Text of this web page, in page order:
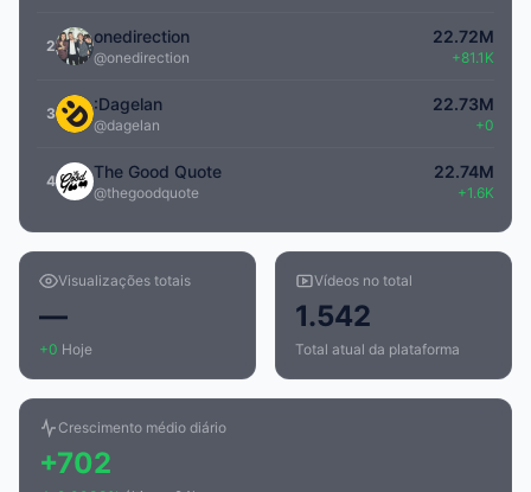
2 onedirection
@onedirection
22.72M
+81.1K
3 :Dagelan
@dagelan
22.73M
+0
4 The Good Quote
@thegoodquote
22.74M
+1.6K
Visualizações totais
—
+0 Hoje
Vídeos no total
1.542
Total atual da plataforma
Crescimento médio diário
+702